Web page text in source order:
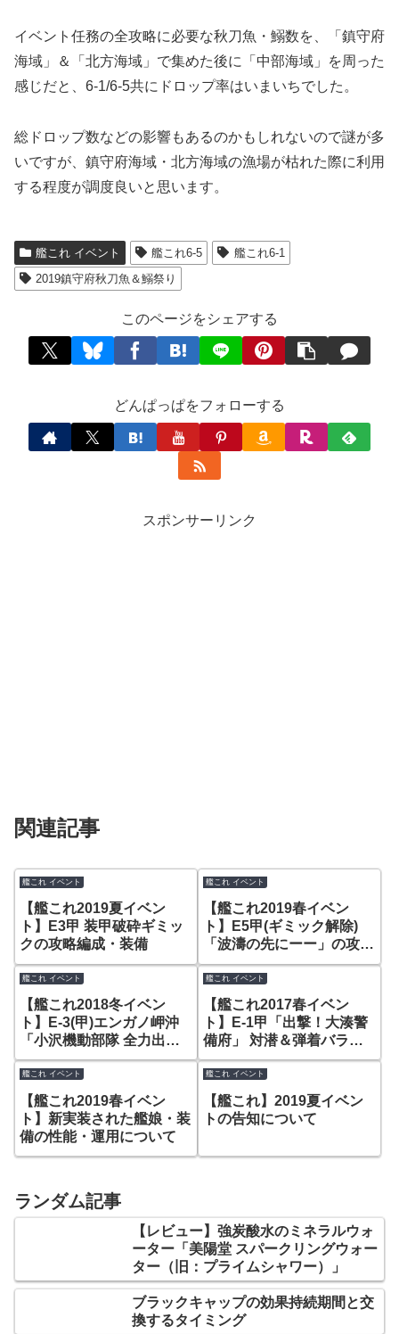
イベント任務の全攻略に必要な秋刀魚・鰯数を、「鎮守府
海域」＆「北方海域」で集めた後に「中部海域」を周った
感じだと、6-1/6-5共にドロップ率はいまいちでした。
総ドロップ数などの影響もあるのかもしれないので謎が多
いですが、鎮守府海域・北方海域の漁場が枯れた際に利用
する程度が調度良いと思います。
艦これ イベント 艦これ6-5
艦これ6-1
2019鎮守府秋刀魚＆鰯祭り
このページをシェアする
どんぱっぱをフォローする
スポンサーリンク
関連記事
艦これ イベント
【艦これ2019夏イベン
ト】E3甲 装甲破砕ギミッ
クの攻略編成・装備
艦これ イベント
【艦これ2019春イベン
ト】E5甲(ギミック解除)
「波濤の先にーー」の攻略
編成・装備
艦これ イベント
【艦これ2018冬イベン
ト】E-3(甲)エンガノ岬沖
「小沢機動部隊 全力出
撃！」を攻略！
艦これ イベント
【艦これ2017春イベン
ト】E-1甲「出撃！大湊警
備府」 対潜＆弾着バラン
ス編成で「潜水棲姫」を攻
略！
艦これ イベント
【艦これ2019春イベン
ト】新実装された艦娘・装
備の性能・運用について
艦これ イベント
【艦これ】2019夏イベン
トの告知について
ランダム記事
【レビュー】強炭酸水のミネラルウォ
ーター「美陽堂 スパークリングウォー
ター（旧：プライムシャワー）」
ブラックキャップの効果持続期間と交
換するタイミング